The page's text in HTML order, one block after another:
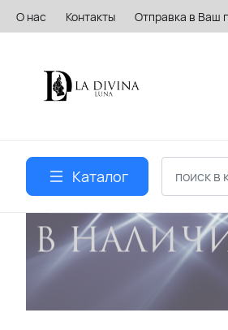
О нас Контакты Отправка в Ваш
Каталог